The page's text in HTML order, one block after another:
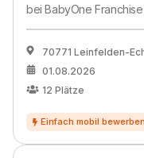
beiBabyOne
70771 Leinfelden-
01.08.2026
12 Plätze